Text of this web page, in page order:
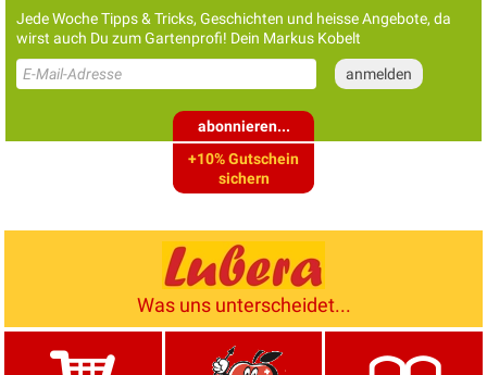
Jede Woche Tipps & Tricks, Geschichten und heisse Angebote, da
wirst auch Du zum Gartenprofi! Dein Markus Kobelt
abonnieren...
+10% Gutschein
sichern
Was uns unterscheidet...